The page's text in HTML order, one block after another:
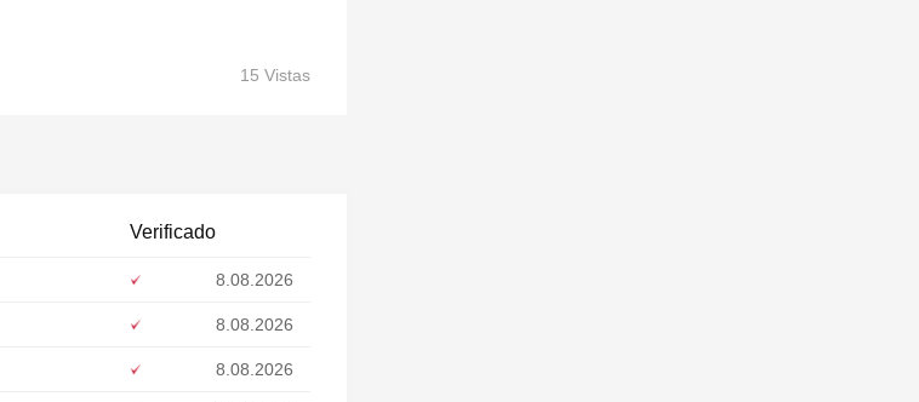
15 Vistas
Verificado
8.08.2026
8.08.2026
8.08.2026